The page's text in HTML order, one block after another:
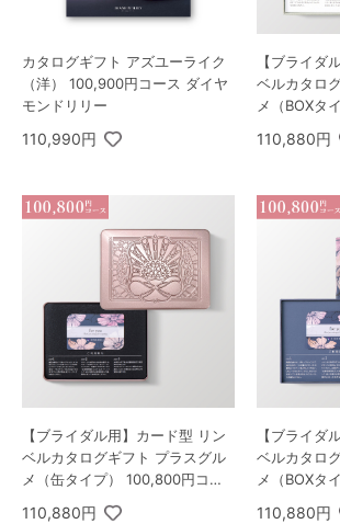
カタログギフト アズユーライク
（洋） 100,900円コース ダイヤ
モンドリリー
110,990円
【ブライダ
ベルカタロ
メ（BOXタ
800円コー
110,880円
【ブライダル用】カード型 リン
ベルカタログギフト プラスグル
メ（缶タイプ） 100,800円コー
ス ユニバース
110,880円
【ブライダ
ベルカタロ
メ（BOXタ
800円コー
110,880円